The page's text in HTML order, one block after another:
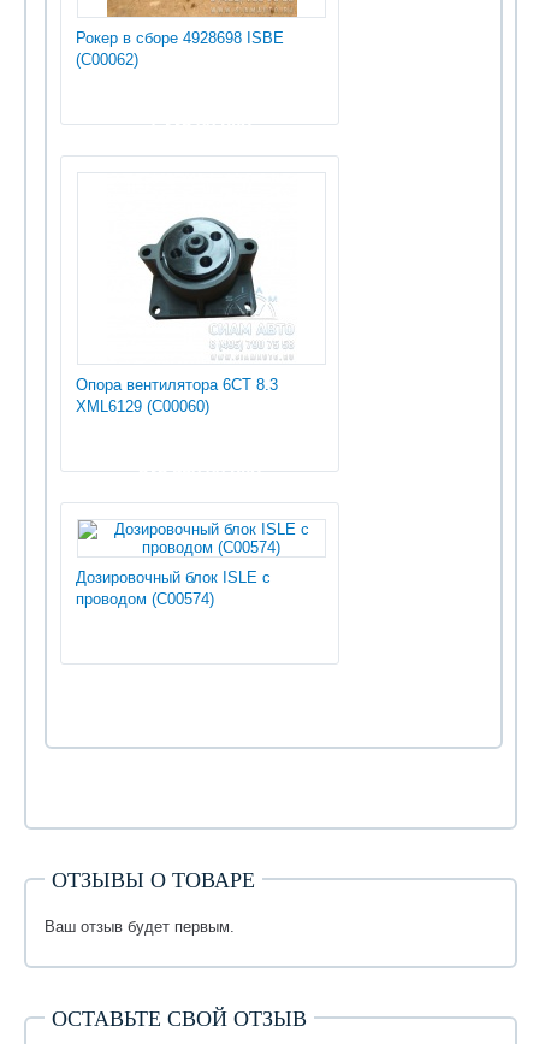
Рокер в сборе 4928698 ISBE
(С00062)
1 335.00 руб
Опора вентилятора 6СТ 8.3
XML6129 (С00060)
535 950.00 руб
Дозировочный блок ISLE с
проводом (С00574)
ОТЗЫВЫ О ТОВАРЕ
Ваш отзыв будет первым.
ОСТАВЬТЕ СВОЙ ОТЗЫВ